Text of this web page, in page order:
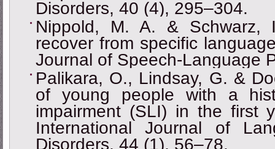
Disorders, 40 (4), 295–304.
Nippold, M. A. & Schwarz,
recover from specific
Journal of Speech-Language
Palikara, O., Lindsay, G. &
of young people with a
impairment (SLI) in the first
International Journal of
Disorders, 44 (1), 56–78.